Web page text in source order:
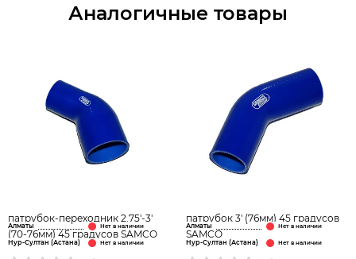
Аналогичные товары
патрубок-переходник 2.75'-3'
(70-76мм) 45 градусов SAMCO
Алматы
Нур-Султан (Астана)
патрубок 3' (76мм) 45 градусов
SAMCO
Алматы
Нур-Султан (Астана)